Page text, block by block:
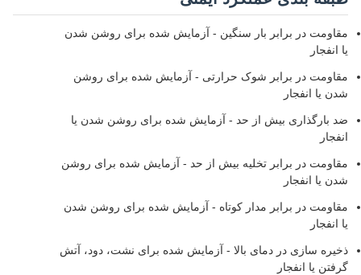
مقاومت در برابر بار سنگین - آزمایش شده برای روشن شدن
یا انفجار
مقاومت در برابر شوک حرارتی - آزمایش شده برای روشن
شدن یا انفجار
ضد بارگذاری بیش از حد - آزمایش شده برای روشن شدن یا
انفجار
مقاومت در برابر تخلیه بیش از حد - آزمایش شده برای روشن
شدن یا انفجار
مقاومت در برابر مدار کوتاه - آزمایش شده برای روشن شدن
یا انفجار
ذخیره سازی در دمای بالا - آزمایش شده برای نشت، دود، آتش
گرفتن یا انفجار